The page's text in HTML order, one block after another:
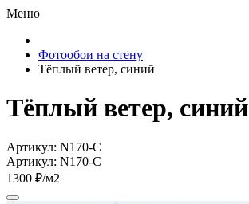
Меню
Фотообои на стену
Тёплый ветер, синий
Тёплый ветер, синий
Артикул: N170-C
Артикул: N170-C
1300 ₽/м2